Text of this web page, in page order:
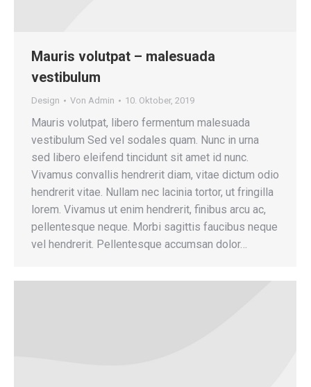
Mauris volutpat – malesuada
vestibulum
Design Von Admin 10. Oktober, 2019
Mauris volutpat, libero fermentum malesuada
vestibulum Sed vel sodales quam. Nunc in urna
sed libero eleifend tincidunt sit amet id nunc.
Vivamus convallis hendrerit diam, vitae dictum odio
hendrerit vitae. Nullam nec lacinia tortor, ut fringilla
lorem. Vivamus ut enim hendrerit, finibus arcu ac,
pellentesque neque. Morbi sagittis faucibus neque
vel hendrerit. Pellentesque accumsan dolor…